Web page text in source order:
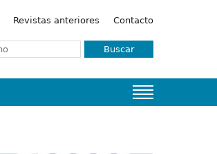
Revistas anteriores Contacto
Buscar